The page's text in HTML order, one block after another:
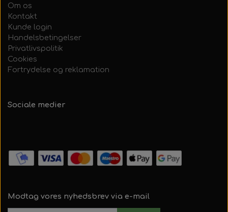
Om os
Kontakt
Kunde login
Handelsbetingelser
Privatlivspolitik
Cookies
Fortrydelse og reklamation
Sociale medier
Modtag vores nyhedsbrev via e-mail